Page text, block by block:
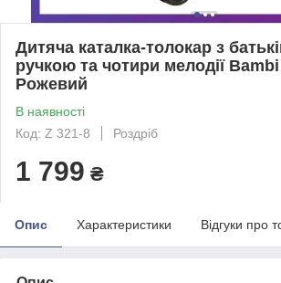
Дитяча каталка-толокар з
ручкою та чотири мелодії
Рожевий
В наявності
Код: Z 321-8
Роздріб
1 799 ₴
Опис Характеристики Відгуки про